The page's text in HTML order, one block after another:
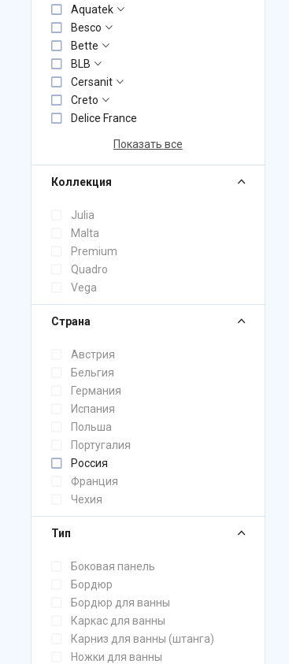
Aquatek
Besco
Bette
BLB
Cersanit
Creto
Delice France
Показать все
Коллекция
Julia
Malta
Premium
Quadro
Vega
Страна
Австрия
Бельгия
Германия
Испания
Польша
Португалия
Россия
Франция
Чехия
Тип
Боковая панель
Бордюр
Бордюр для ванны
Каркас для ванны
Карниз для ванны (штанга)
Ножки для ванны